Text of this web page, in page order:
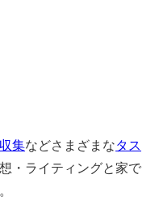
集などさまざまなタス
・ライティングと家で